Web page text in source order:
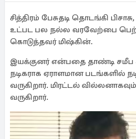
சித்திரம் பேசுதடி தொடங்கி
உட்பட பல நல்ல வரவேற்பை
கொடுத்தவர் மிஷ்கின்.
இயக்குனர் என்பதை தாண்டி சமீப
நடிகராக ஏராளமான படங்களில்
வருகிறார். மிரட்டல்
வருகிறார்.